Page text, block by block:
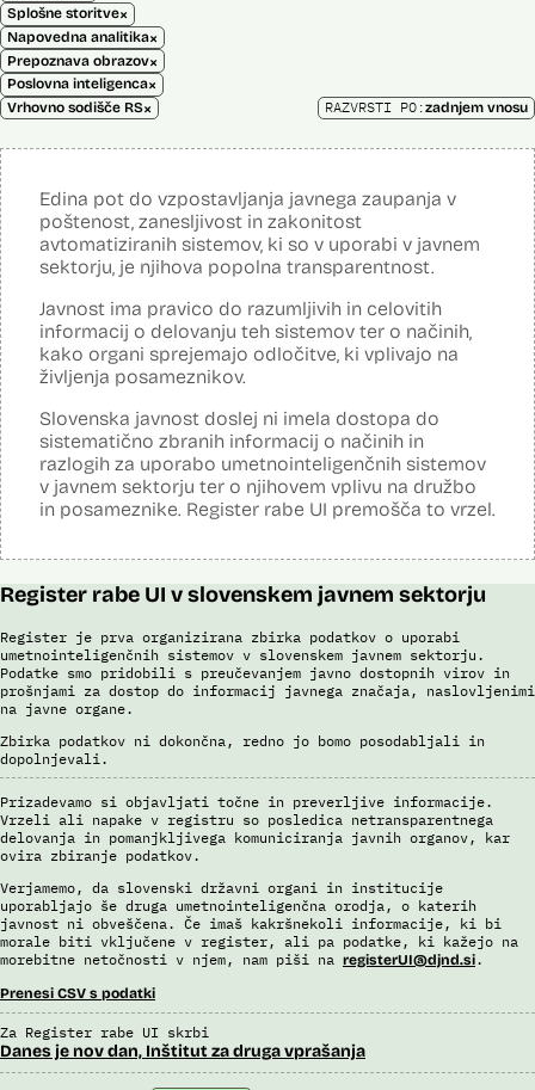
Splošne storitve×
Napovedna analitika×
Prepoznava obrazov×
Poslovna inteligenca×
Vrhovno sodišče RS× RAZVRSTI PO:zadnjem vnosu
Edina pot do vzpostavljanja javnega zaupanja v
poštenost, zanesljivost in zakonitost
avtomatiziranih sistemov, ki so v uporabi v javnem
sektorju, je njihova popolna transparentnost.
Javnost ima pravico do razumljivih in celovitih
informacij o delovanju teh sistemov ter o načinih,
kako organi sprejemajo odločitve, ki vplivajo na
življenja posameznikov.
Slovenska javnost doslej ni imela dostopa do
sistematično zbranih informacij o načinih in
razlogih za uporabo umetnointeligenčnih sistemov
v javnem sektorju ter o njihovem vplivu na družbo
in posameznike. Register rabe UI premošča to vrzel.
Register rabe UI v slovenskem javnem sektorju
Register je prva organizirana zbirka podatkov o uporabi
umetnointeligenčnih sistemov v slovenskem javnem sektorju.
Podatke smo pridobili s preučevanjem javno dostopnih virov in
prošnjami za dostop do informacij javnega značaja, naslovljenimi
na javne organe.
Zbirka podatkov ni dokončna, redno jo bomo posodabljali in
dopolnjevali.
Prizadevamo si objavljati točne in preverljive informacije.
Vrzeli ali napake v registru so posledica netransparentnega
delovanja in pomanjkljivega komuniciranja javnih organov, kar
ovira zbiranje podatkov.
Verjamemo, da slovenski državni organi in institucije
uporabljajo še druga umetnointeligenčna orodja, o katerih
javnost ni obveščena. Če imaš kakršnekoli informacije, ki bi
morale biti vključene v register, ali pa podatke, ki kažejo na
morebitne netočnosti v njem, nam piši na registerUI@djnd.si.
Prenesi CSV s podatki
Za Register rabe UI skrbi
Danes je nov dan, Inštitut za druga vprašanja